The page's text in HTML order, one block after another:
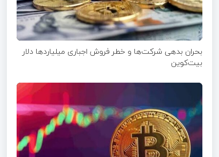
بحران بدهی شرکت‌ها و خطر فروش اجباری میلیاردها دلار
بیت‌کوین